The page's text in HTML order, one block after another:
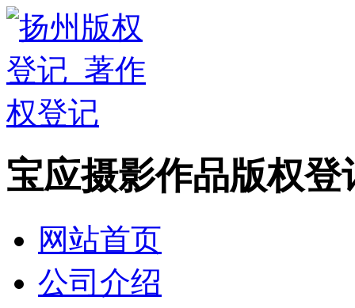
宝应摄影作品版权
网站首页
公司介绍